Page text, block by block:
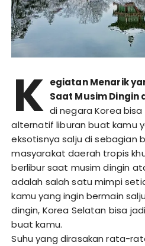
K egiatan Menarik
Saat Musim Dingin
di negara Korea
alternatif liburan buat kamu
eksotisnya salju di sebagian
masyarakat daerah tropis
berlibur saat musim dingin
adalah salah satu mimpi
kamu yang ingin bermain
dingin, Korea Selatan bisa
buat kamu.
Suhu yang dirasakan rata-